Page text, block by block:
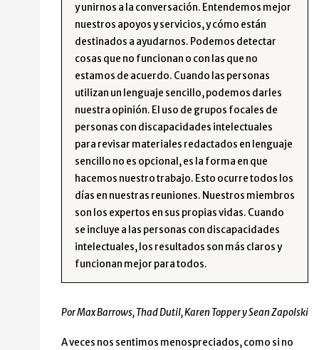
y unirnos a la conversación. Entendemos mejor
nuestros apoyos y servicios, y cómo están
destinados a ayudarnos. Podemos detectar
cosas que no funcionan o con las que no
estamos de acuerdo. Cuando las personas
utilizan un lenguaje sencillo, podemos darles
nuestra opinión. El uso de grupos focales de
personas con discapacidades intelectuales
para revisar materiales redactados en lenguaje
sencillo no es opcional, es la forma en que
hacemos nuestro trabajo. Esto ocurre todos los
días en nuestras reuniones. Nuestros miembros
son los expertos en sus propias vidas. Cuando
se incluye a las personas con discapacidades
intelectuales, los resultados son más claros y
funcionan mejor para todos.
Por Max Barrows, Thad Dutil, Karen Topper y Sean Zapolski
A veces nos sentimos menospreciados, como si no